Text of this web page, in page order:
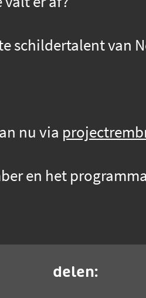
schildertalent van
nu via
en het
delen: